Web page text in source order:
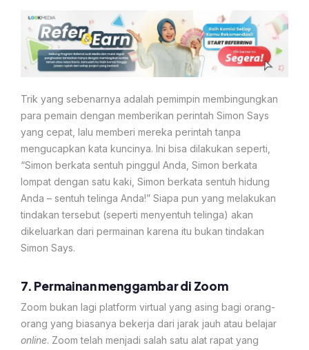
Trik yang sebenarnya adalah pemimpin membingungkan
para pemain dengan memberikan perintah Simon Says
yang cepat, lalu memberi mereka perintah tanpa
mengucapkan kata kuncinya. Ini bisa dilakukan seperti,
“Simon berkata sentuh pinggul Anda, Simon berkata
lompat dengan satu kaki, Simon berkata sentuh hidung
Anda – sentuh telinga Anda!” Siapa pun yang melakukan
tindakan tersebut (seperti menyentuh telinga) akan
dikeluarkan dari permainan karena itu bukan tindakan
Simon Says.
7. Permainan menggambar di Zoom
Zoom bukan lagi platform virtual yang asing bagi orang-
orang yang biasanya bekerja dari jarak jauh atau belajar
online. Zoom telah menjadi salah satu alat rapat yang